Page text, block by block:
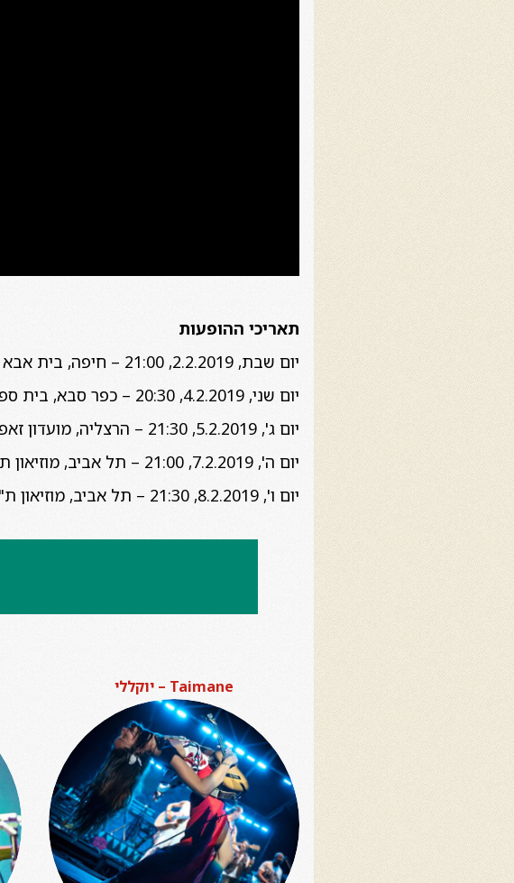
תאריכי ההופעות
יום שבת, 2.2.2019, 21:00 – חיפה, בית אבא חושי
יום שני, 4.2.2019, 20:30 – כפר סבא, בית ספיר
יום ג', 5.2.2019, 21:30 – הרצליה, מועדון זאפה
יום ה', 7.2.2019, 21:00 – תל אביב, מוזיאון ת"א לאמנות
יום ו', 8.2.2019, 21:30 – תל אביב, מוזיאון ת"א לאמנות
Taimane – יוקללי